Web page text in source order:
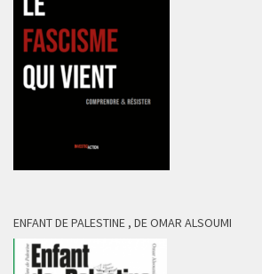
ENFANT DE PALESTINE , DE OMAR ALSOUMI